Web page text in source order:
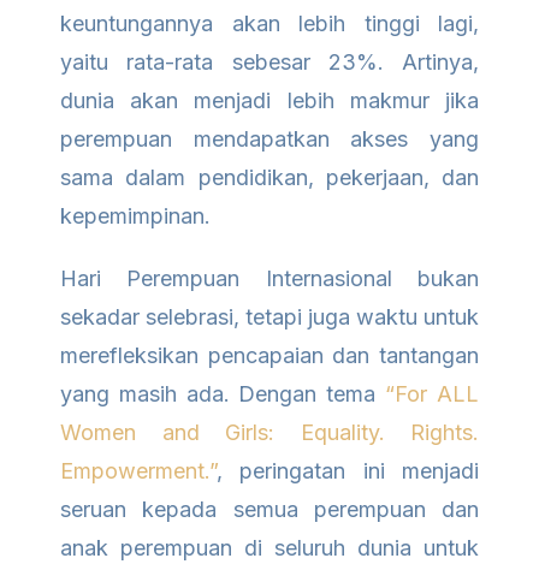
keuntungannya akan lebih tinggi lagi,
yaitu rata-rata sebesar 23%. Artinya,
dunia akan menjadi lebih makmur jika
perempuan mendapatkan akses yang
sama dalam pendidikan, pekerjaan, dan
kepemimpinan.
Hari Perempuan Internasional bukan
sekadar selebrasi, tetapi juga waktu untuk
merefleksikan pencapaian dan tantangan
yang masih ada. Dengan tema “For ALL
Women and Girls: Equality. Rights.
Empowerment.”, peringatan ini menjadi
seruan kepada semua perempuan dan
anak perempuan di seluruh dunia untuk